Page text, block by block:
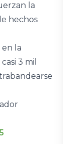
la
hechos
en la
3 mil